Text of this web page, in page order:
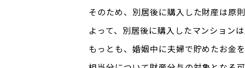
そのため、別居後に購入した財産は原
よって、別居後に購入したマンション
もっとも、婚姻中に夫婦で貯めたお金